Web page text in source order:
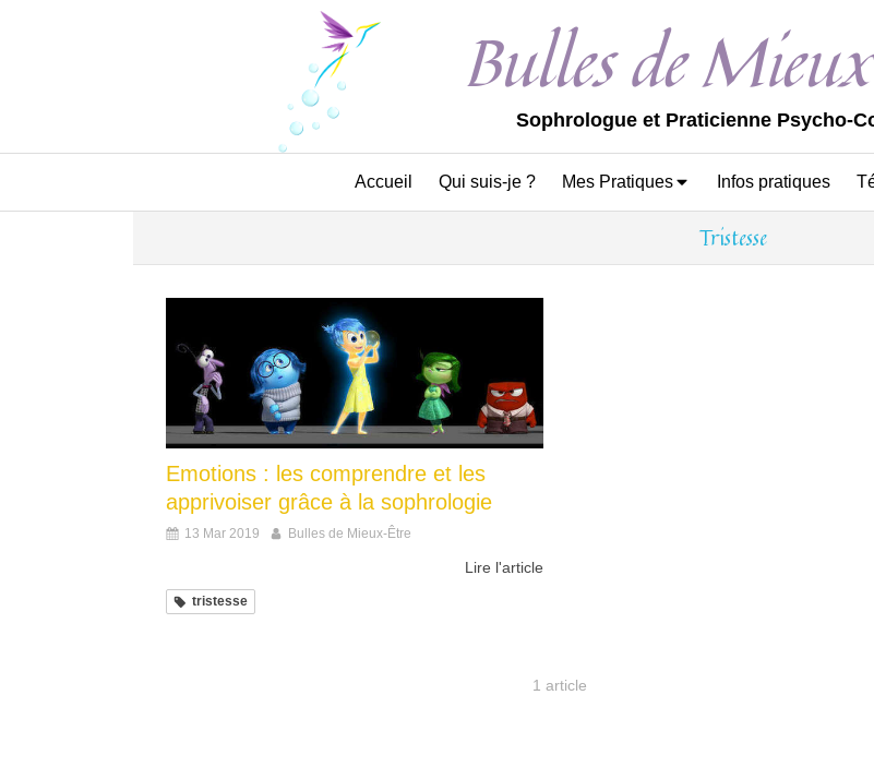
Bulles de
Sophrologue et Praticienne Psycho-
Accueil Qui suis-je ? Mes Pratiques Infos pratiques
Tristesse
Emotions : les comprendre et les
apprivoiser grâce à la sophrologie
13 Mar 2019 Bulles de Mieux-Être
Lire l'article
tristesse
1 article